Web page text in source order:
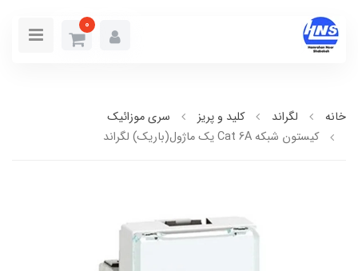
0
خانه لگراند کلید و پریز
سری موزائیک
کيستون شبکه Cat 6A يک ماژول(باريک) لگراند